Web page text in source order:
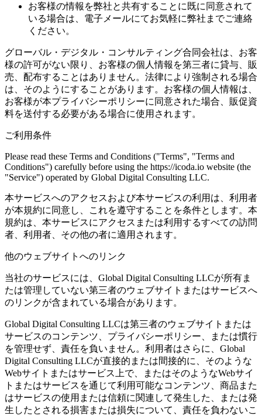
お客様の情報を弊社と共有することに既に同意されて
いる場合は、電子メールにてお気軽に弊社までご連絡
ください。
グローバル・デジタル・コンサルティング合同会社は、お客
様の許可がない限り、お客様の個人情報を第三者に貸与、販
売、配布することはありません。法律により強制される場合
は、そのようにすることがあります。お客様の個人情報は、
お客様が本プライバシーポリシーに同意された場合、販促資
料を送付する必要がある場合に使用されます。
ご利用条件
Please read these Terms and Conditions ("Terms", "Terms and
Conditions") carefully before using the https://icoda.io website (the
"Service") operated by Global Digital Consulting LLC.
本サービスへのアクセスおよび本サービスの利用は、利用者
が本規約に同意し、これを遵守することを条件とします。本
規約は、本サービスにアクセスまたは利用するすべての訪問
者、利用者、その他の者に適用されます。
他のウェブサイトへのリンク
当社のサービスには、Global Digital Consulting LLCが所有ま
たは管理していない第三者のウェブサイトまたはサービスへ
のリンクが含まれている場合があります。
Global Digital Consulting LLCは第三者のウェブサイトまたは
サービスのコンテンツ、プライバシーポリシー、または慣行
を管理せず、責任を負いません。利用者はさらに、Global
Digital Consulting LLCが直接的または間接的に、そのような
Webサイトまたはサービス上で、またはそのようなWebサイ
トまたはサービスを通じて利用可能なコンテンツ、商品また
はサービスの使用または信頼に関連して発生した、または発
生したとされる損害または損失について、責任を負わないこ